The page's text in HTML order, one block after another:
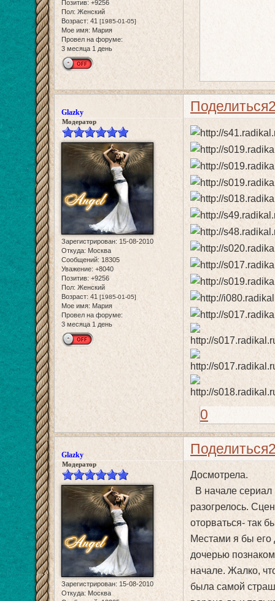
Позитив: +9256
Пол: Женский
Возраст: 41 [1985-01-05]
Мое имя: Мария
Провел на форуме:
3 месяца 1 день
Поделиться
Glazky
Модератор
Зарегистрирован: 15-08-2010
Откуда: Москва
Сообщений: 18305
Уважение: +8040
Позитив: +9256
Пол: Женский
Возраст: 41 [1985-01-05]
Мое имя: Мария
Провел на форуме:
3 месяца 1 день
0
Поделиться
Glazky
Модератор
Зарегистрирован: 15-08-2010
Откуда: Москва
Досмотрела.
В начале сериал
разогрелось.
оторваться- так
Местами я бы его
дочерью
начале. Жалко,
была самой